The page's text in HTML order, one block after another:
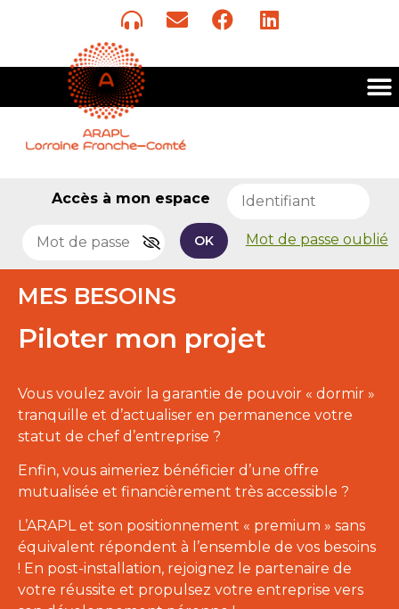
Accès à mon espace
OK Mot de passe oublié
MES BESOINS
Piloter mon projet
Vous voulez avoir la garantie de pouvoir « dormir »
tranquille et d’actualiser en permanence votre
statut de chef d’entreprise ?
Enfin, vous aimeriez bénéficier d’une offre
mutualisée et financièrement très accessible ?
L’ARAPL et son positionnement « premium » sans
équivalent répondent à l’ensemble de vos besoins
! En post-installation, rejoignez le partenaire de
votre réussite et propulsez votre entreprise vers